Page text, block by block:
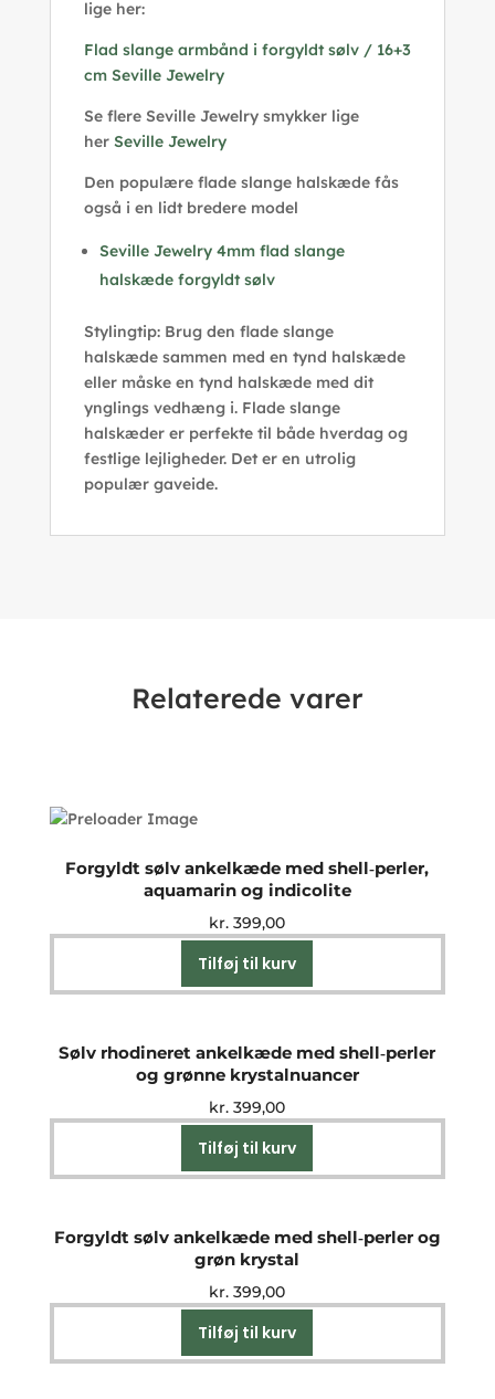
lige her:
Flad slange armbånd i forgyldt sølv / 16+3
cm Seville Jewelry
Se flere Seville Jewelry smykker lige
her Seville Jewelry
Den populære flade slange halskæde fås
også i en lidt bredere model
Seville Jewelry 4mm flad slange
halskæde forgyldt sølv
Stylingtip: Brug den flade slange
halskæde sammen med en tynd halskæde
eller måske en tynd halskæde med dit
ynglings vedhæng i. Flade slange
halskæder er perfekte til både hverdag og
festlige lejligheder. Det er en utrolig
populær gaveide.
Relaterede varer
Forgyldt sølv ankelkæde med shell‑perler,
aquamarin og indicolite
kr. 399,00
Tilføj til kurv
Sølv rhodineret ankelkæde med shell‑perler
og grønne krystalnuancer
kr. 399,00
Tilføj til kurv
Forgyldt sølv ankelkæde med shell‑perler og
grøn krystal
kr. 399,00
Tilføj til kurv